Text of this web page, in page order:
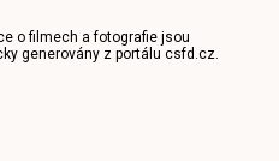
o filmech a fotografie jsou
generovány z portálucsfd.cz.